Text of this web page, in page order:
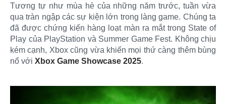
Tương tự như mùa hè của những năm trước, tuần vừa
qua tràn ngập các sự kiện lớn trong làng game. Chúng ta
đã được chứng kiến hàng loạt màn ra mắt trong State of
Play của PlayStation và Summer Game Fest. Không chịu
kém cạnh, Xbox cũng vừa khiến mọi thứ càng thêm bùng
nổ với Xbox Game Showcase 2025.